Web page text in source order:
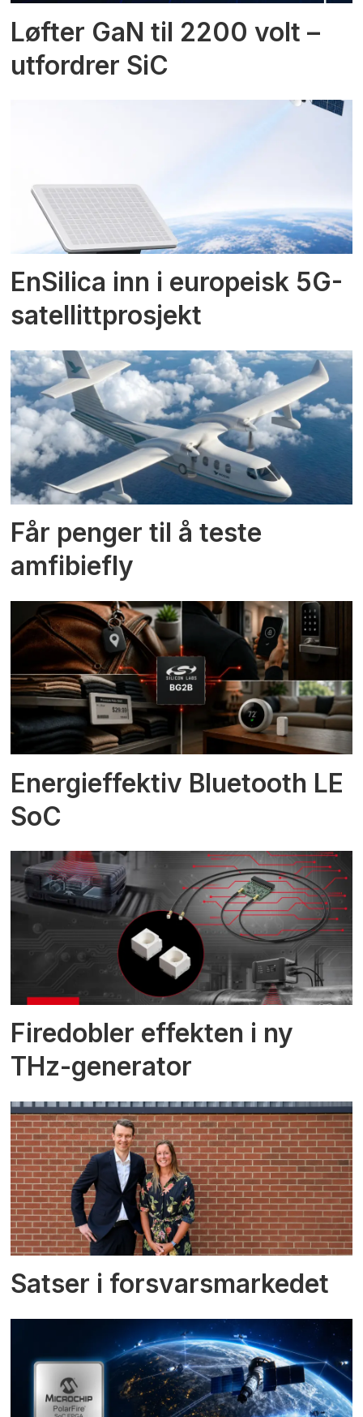
Løfter GaN til 2200 volt –
utfordrer SiC
EnSilica inn i europeisk 5G-
satellittprosjekt
Får penger til å teste
amfibiefly
Energieffektiv Bluetooth LE
SoC
Firedobler effekten i ny
THz-generator
Satser i forsvarsmarkedet